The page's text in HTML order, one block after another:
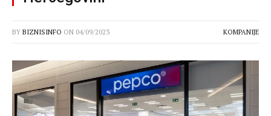
BY BIZNISINFO ON 04/09/2023 KOMPANIJE